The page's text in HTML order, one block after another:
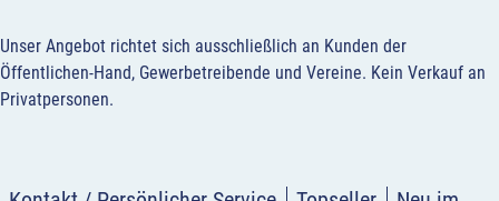
Unser Angebot richtet sich ausschließlich an Kunden der
Öffentlichen-Hand, Gewerbetreibende und Vereine. Kein Verkauf an
Privatpersonen.